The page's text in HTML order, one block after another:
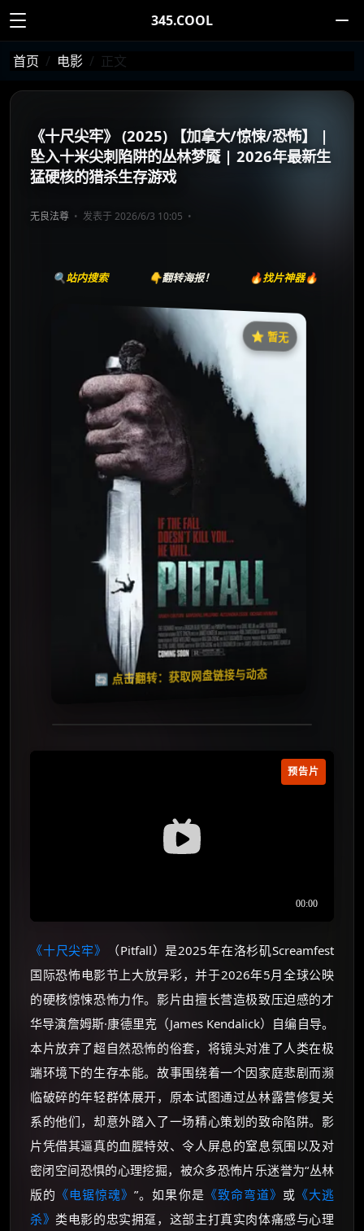
345.COOL
首页 电影 正文
《十尺尖牢》 (2025) 【加拿大/惊悚/恐怖】 |
坠入十米尖刺陷阱的丛林梦魇 | 2026年最新生
猛硬核的猎杀生存游戏
无良法尊 发表于 2026/6/3 10:05
🔍站内搜索 👇翻转海报！ 🔥找片神器🔥
⭐️ 暂无
🔄 点击翻转：获取网盘链接与动态
《Pitfall》
收藏
⭐️ 评分：暂无 | 🎬 2026年
夸克网盘
百度网盘
失效请反馈
🧧️
天天领红包
预告片
《十尺尖牢》
（Pitfall）是2025年在洛杉矶Screamfest
国际恐怖电影节上大放异彩，并于2026年5月全球公映
的硬核惊悚恐怖力作。影片由擅长营造极致压迫感的才
华导演詹姆斯·康德里克（James Kendalick）自编自导。
本片放弃了超自然恐怖的俗套，将镜头对准了人类在极
端环境下的生存本能。故事围绕着一个因家庭悲剧而濒
临破碎的年轻群体展开，原本试图通过丛林露营修复关
系的他们，却意外踏入了一场精心策划的致命陷阱。影
片凭借其逼真的血腥特效、令人屏息的窒息氛围以及对
密闭空间恐惧的心理挖掘，被众多恐怖片乐迷誉为“丛林
版的 《电锯惊魂》”。如果你是 《致命弯道》 或 《大逃
杀》 类电影的忠实拥趸，这部主打真实肉体痛感与心理